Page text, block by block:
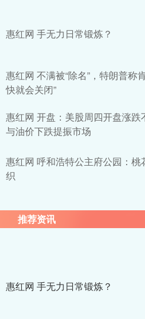
惠红网 手无力日常锻炼？
惠红网 不满被“除名”，特朗普称
快就会关闭”
惠红网 开盘：美股周四开盘涨跌
与油价下跌提振市场
惠红网 呼和浩特公主府公园：桃
织
推荐资讯
惠红网 手无力日常锻炼？